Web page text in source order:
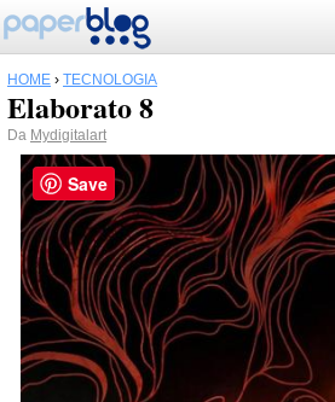
HOME › TECNOLOGIA
Elaborato 8
Da Mydigitalart
Save